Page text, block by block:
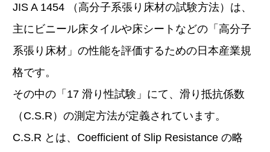
JIS A 1454 （高分子系張り床材の試験方法）は、
主にビニール床タイルや床シートなどの「高分子
系張り床材」の性能を評価するための日本産業規
格です。
その中の「17 滑り性試験」にて、滑り抵抗係数
（C.S.R）の測定方法が定義されています。
C.S.R とは、Coefficient of Slip Resistance の略